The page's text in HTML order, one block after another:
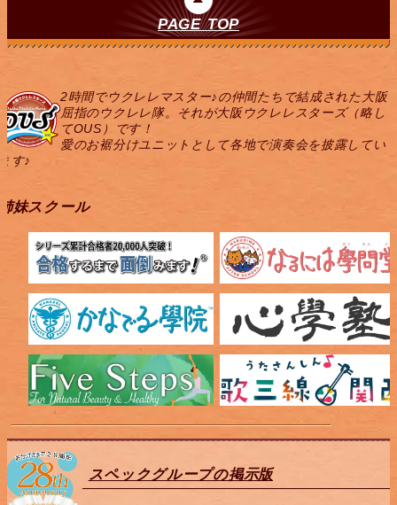
PAGE TOP
2時間でウクレレマスター♪の仲間たちで結成された大阪
屈指のウクレレ隊。それが大阪ウクレレスターズ（略し
てOUS）です！
愛のお裾分けユニットとして各地で演奏会を披露してい
す♪
妹スクール
スペックグループの掲示版